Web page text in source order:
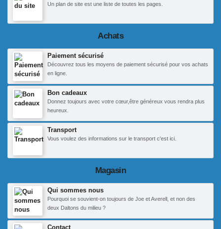
Un plan de site est une liste de toutes les pages.
Achats
Paiement sécurisé
Découvrez tous les moyens de paiement sécurisé pour vos achats
en ligne.
Bon cadeaux
Donnez toujours avec votre cœur,être généreux vous rendra plus
heureux.
Transport
Vous voulez des informations sur le transport c'est ici.
Magasin
Qui sommes nous
Pourquoi se souvient-on toujours de Joe et Averell, et non des
deux Daltons du milieu ?
Contact